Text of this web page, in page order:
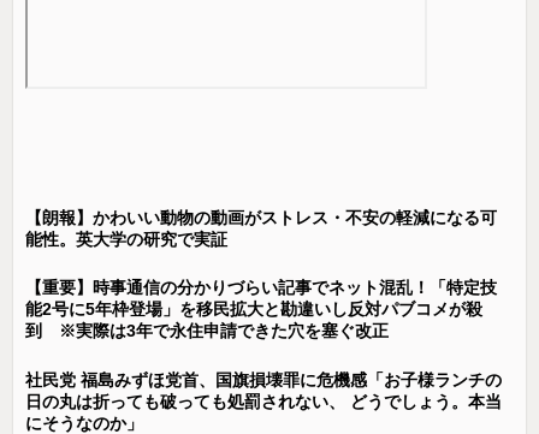
【朗報】かわいい動物の動画がストレス・不安の軽減になる可
能性。英大学の研究で実証
【重要】時事通信の分かりづらい記事でネット混乱！「特定技
能2号に5年枠登場」を移民拡大と勘違いし反対パブコメが殺
到 ※実際は3年で永住申請できた穴を塞ぐ改正
社民党 福島みずほ党首、国旗損壊罪に危機感「お子様ランチの
日の丸は折っても破っても処罰されない、 どうでしょう。本当
にそうなのか」